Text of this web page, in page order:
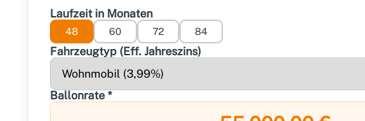
Laufzeit in Monaten
48 60 72 84
Fahrzeugtyp (Eff. Jahreszins)
Ballonrate *